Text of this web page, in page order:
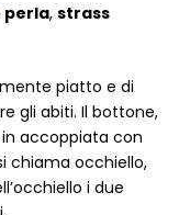
perla, strass
piatto e di
gli abiti. Il bottone,
accoppiata con
chiama occhiello,
i due